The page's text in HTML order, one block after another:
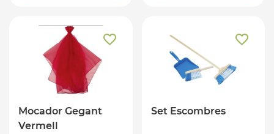
Mocador Gegant
Vermell
Set Escombres